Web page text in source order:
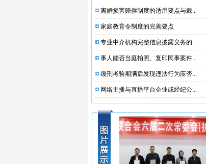
离婚损害赔偿制度的适用要点与裁...
家庭教育令制度的完善要点
专业中介机构完整信息披露义务的...
事人能否当庭拍照、复印民事案件...
缓刑考验期满后发现违法行为应否...
网络主播与直播平台企业或经纪公...